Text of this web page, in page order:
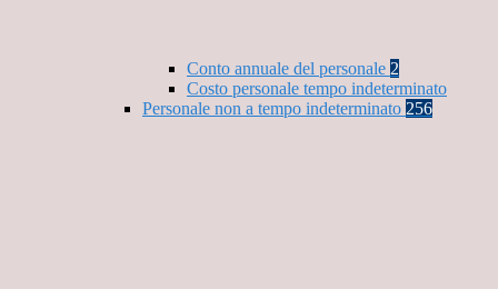
Conto annuale del personale 2
Costo personale tempo indeterminato
Personale non a tempo indeterminato 256